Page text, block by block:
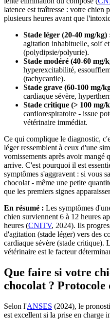
latence est traîtresse : votre chien
plusieurs heures avant que
Stade léger (20-40 mg/kg)
agitation inhabituelle, soif
(polydipsie/polyurie).
Stade modéré (40-60 mg/
hyperexcitabilité,
(tachycardie).
Stade grave (60-100 mg/
cardiaque sévère,
Stade critique (> 100 mg/
cardiorespiratoire - issue
vétérinaire immédiat.
Ce qui complique le diagnostic,
léger ressemblent à ceux d'une
vomissements après avoir mangé
arrive. C'est pourquoi il est
symptômes s'aggravent : si vous
chocolat - même une petite
que les premiers signes
En résumé : Les symptômes
chien surviennent 6 à 12 heures
heures (CNITV, 2024). Ils
d'agitation (stade léger) vers des
cardiaque sévère (stade critique).
vétérinaire est le facteur
Que faire si votre
chocolat ? Protocole
Selon l'ANSES (2024), le
est excellent si la prise en charge